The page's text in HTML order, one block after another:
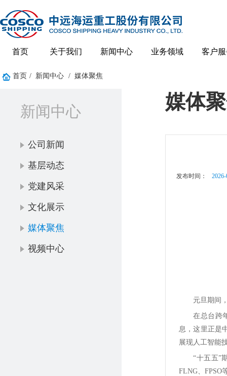
首页 关于我们 新闻中心 业务领域 客户
首页 / 新闻中心 / 媒体聚焦
新闻中心
公司新闻
基层动态
党建风采
文化展示
媒体聚焦
视频中心
媒体
发布时间：
元旦期间
在总台跨
息，这里正是
展现人工智能
“十五五”
FLNG、FPSO